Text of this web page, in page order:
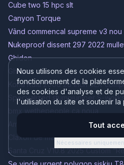
Nous utilisons des cookies
fonctionnement de la
des cookies d'analyse et de
l'utilisation du site et soutenir la
Tout
Nécessaires
Cube two 15 hpc slt
Canyon Torque
Vând commencal supreme v3 nou
Nukeproof dissent 297 2022
Ghidon
Ghidon
Kona Kula 2008 26 inch SLX
Specualized stumpjumper S-works
Amortizor spate (Shock)
Claxon de mașina pe bicicletă
Santa Cruz V10.8 2025 Custom